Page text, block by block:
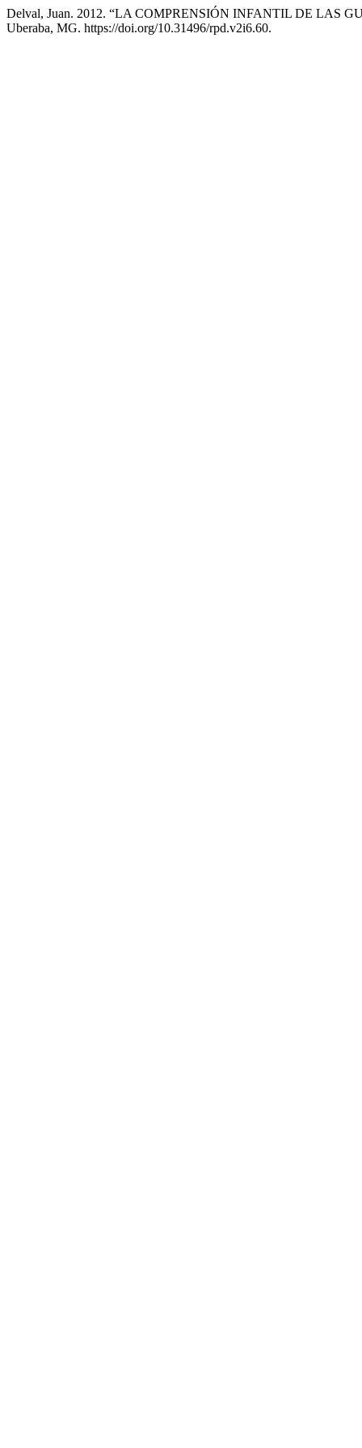
Delval, Juan. 2012. “LA COMPRENSIÓN INFANTIL DE LAS
Uberaba, MG. https://doi.org/10.31496/rpd.v2i6.60.